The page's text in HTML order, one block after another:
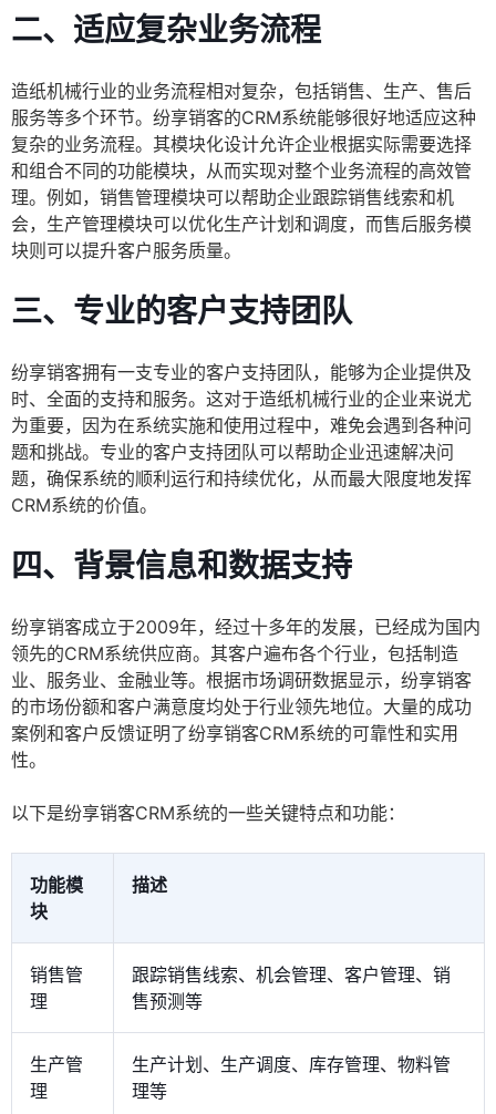
二、适应复杂业务流程
造纸机械行业的业务流程相对复杂，包括销售、生产、售后
服务等多个环节。纷享销客的CRM系统能够很好地适应这种
复杂的业务流程。其模块化设计允许企业根据实际需要选择
和组合不同的功能模块，从而实现对整个业务流程的高效管
理。例如，销售管理模块可以帮助企业跟踪销售线索和机
会，生产管理模块可以优化生产计划和调度，而售后服务模
块则可以提升客户服务质量。
三、专业的客户支持团队
纷享销客拥有一支专业的客户支持团队，能够为企业提供及
时、全面的支持和服务。这对于造纸机械行业的企业来说尤
为重要，因为在系统实施和使用过程中，难免会遇到各种问
题和挑战。专业的客户支持团队可以帮助企业迅速解决问
题，确保系统的顺利运行和持续优化，从而最大限度地发挥
CRM系统的价值。
四、背景信息和数据支持
纷享销客成立于2009年，经过十多年的发展，已经成为国内
领先的CRM系统供应商。其客户遍布各个行业，包括制造
业、服务业、金融业等。根据市场调研数据显示，纷享销客
的市场份额和客户满意度均处于行业领先地位。大量的成功
案例和客户反馈证明了纷享销客CRM系统的可靠性和实用
性。
以下是纷享销客CRM系统的一些关键特点和功能：
功能模
块
描述
销售管
理
跟踪销售线索、机会管理、客户管理、销
售预测等
生产管
理
生产计划、生产调度、库存管理、物料管
理等